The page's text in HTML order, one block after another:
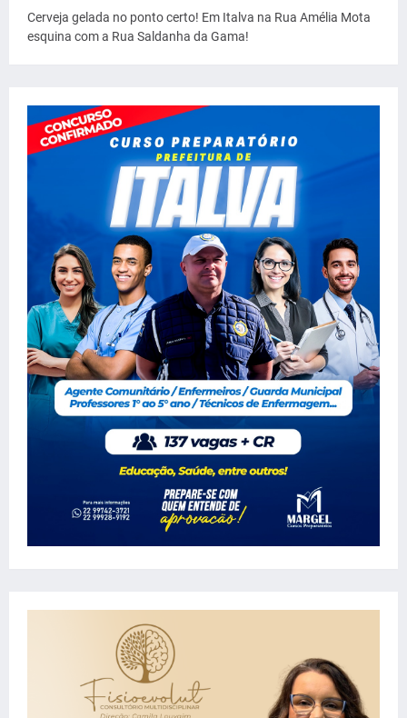
Cerveja gelada no ponto certo! Em Italva na Rua Amélia Mota
esquina com a Rua Saldanha da Gama!